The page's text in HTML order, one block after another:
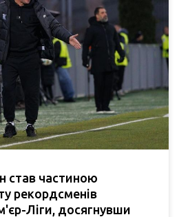
став частиною
рекордсменів
Ліги, досягнувши